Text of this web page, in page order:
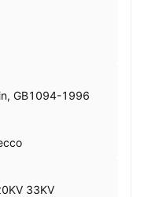
GB1094-1996
33KV